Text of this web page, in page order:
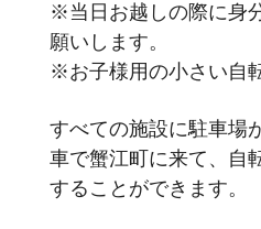
※当日お越しの際に身
願いします。
※お子様用の小さい自
すべての施設に駐車場
車で蟹江町に来て、自
することができます。